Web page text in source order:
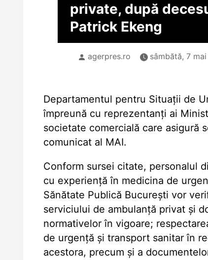
private, după
Patrick Ekeng
agerpres.ro sâmbătă, 7 mai
Departamentul pentru Situații de
împreună cu reprezentanți ai
societate comercială care asigură
comunicat al MAI.
Conform sursei citate, personalul
cu experiență în medicina de
Sănătate Publică București vor
serviciului de ambulanță privat și
normativelor în vigoare;
de urgență și transport sanitar în
acestora, precum și a